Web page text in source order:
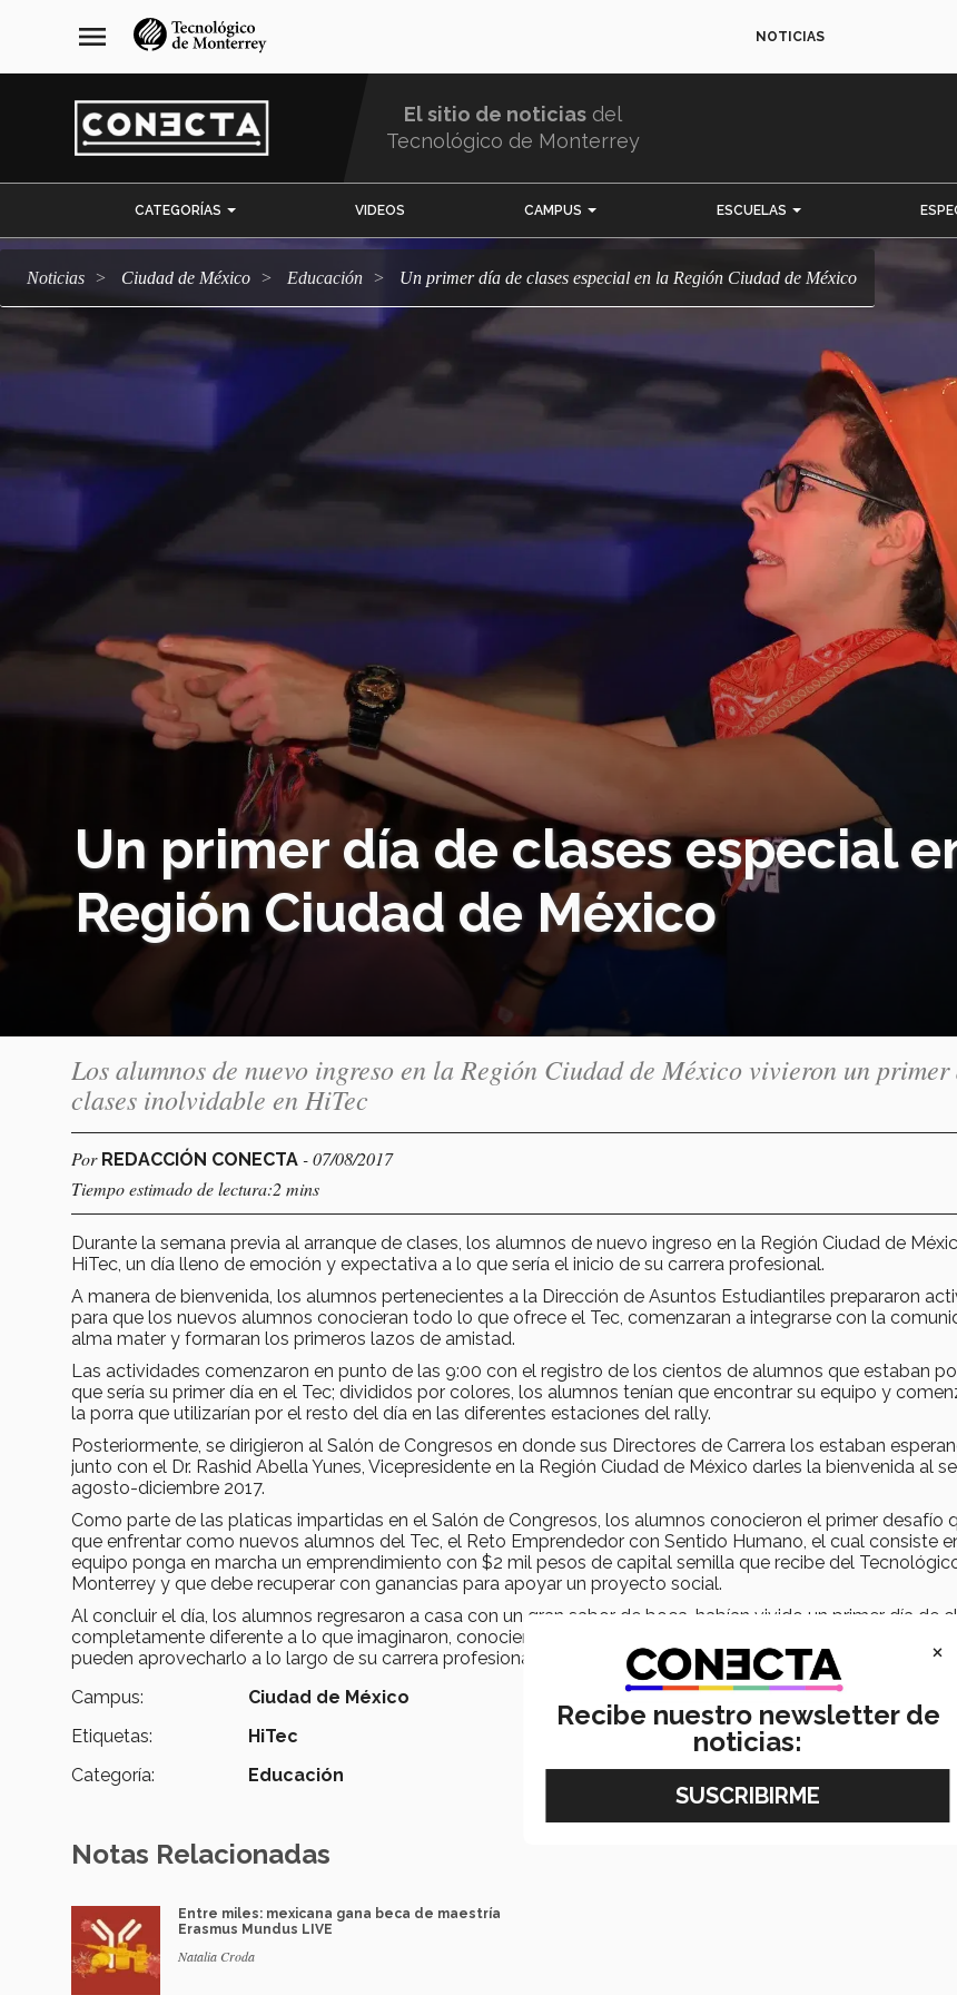
navegación
principal
menu NOTICIAS
El sitio de noticias del
Tecnológico de Monterrey
CATEGORÍAS VIDEOS CAMPUS ESCUELAS
Noticias Ciudad de México Educación Un primer día de clases especial en la Región Ciudad de México
Un primer día de clases especial
Región Ciudad de México
Los alumnos de nuevo ingreso en la Región Ciudad de México vivieron un primer
clases inolvidable en HiTec
Por REDACCIÓN CONECTA - 07/08/2017
Tiempo estimado de lectura:2 mins
Durante la semana previa al arranque de clases, los alumnos de nuevo ingreso en la Región Ciudad de
HiTec, un día lleno de emoción y expectativa a lo que sería el inicio de su carrera profesional.
A manera de bienvenida, los alumnos pertenecientes a la Dirección de Asuntos Estudiantiles prepararon
para que los nuevos alumnos conocieran todo lo que ofrece el Tec, comenzaran a integrarse con la
alma mater y formaran los primeros lazos de amistad.
Las actividades comenzaron en punto de las 9:00 con el registro de los cientos de alumnos que estaban
que sería su primer día en el Tec; divididos por colores, los alumnos tenían que encontrar su equipo y
la porra que utilizarían por el resto del día en las diferentes estaciones del rally.
Posteriormente, se dirigieron al Salón de Congresos en donde sus Directores de Carrera los estaban
junto con el Dr. Rashid Abella Yunes, Vicepresidente en la Región Ciudad de México darles la bienvenida al
agosto-diciembre 2017.
Como parte de las platicas impartidas en el Salón de Congresos, los alumnos conocieron el primer desafío
que enfrentar como nuevos alumnos del Tec, el Reto Emprendedor con Sentido Humano, el cual consiste
equipo ponga en marcha un emprendimiento con $2 mil pesos de capital semilla que recibe del
Monterrey y que debe recuperar con ganancias para apoyar un proyecto social.
Al concluir el día, los alumnos regresaron a casa con un gran sabor de boca, habían vivido un primer día de
completamente diferente a lo que imaginaron, conocieron todo lo que la vida universitaria en el Tec les
pueden aprovecharlo a lo largo de su carrera profesional.
Campus:
Ciudad de México
Etiquetas:
HiTec
Categoría:
Educación
Notas Relacionadas
Entre miles: mexicana gana beca de maestría
Erasmus Mundus LIVE
Natalia Croda
×
Recibe nuestro newsletter de
noticias: